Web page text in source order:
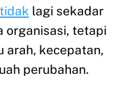
tidak lagi sekadar
organisasi, tetapi
arah, kecepatan,
perubahan.